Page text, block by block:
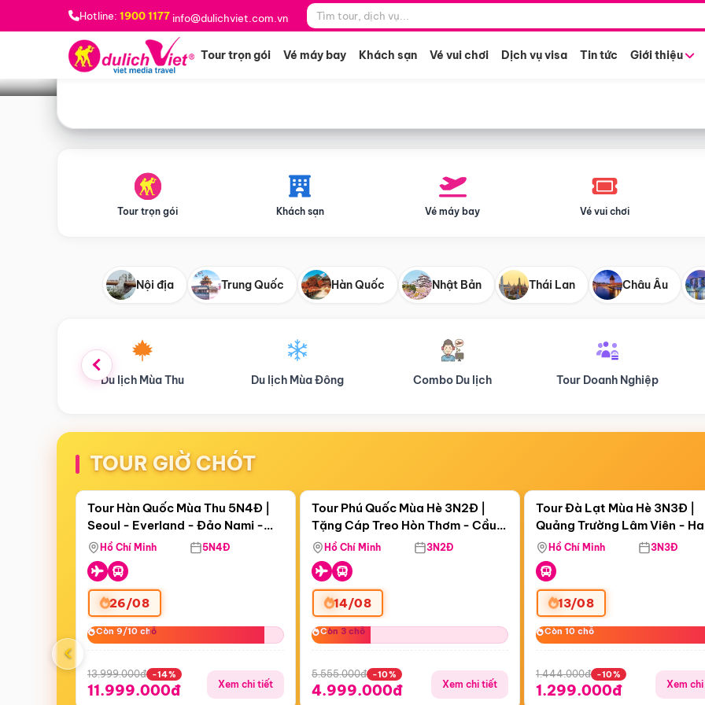
Hotline: 1900 1177 info@dulichviet.com.vn
Tour trọn gói Vé máy bay Khách sạn Vé vui chơi Dịch vụ visa Tin tức Giới thiệu
Bạn muốn đi đâu? *
Tour trọn gói Khách sạn Vé máy bay Vé vui chơi
Nội địa Trung Quốc Hàn Quốc Nhật Bản Thái Lan Châu Âu
Du lịch Mùa Đông Combo Du lịch Tour Doanh Nghiệp Du lịch Hành Hương
TOUR GIỜ CHÓT
Còn17 ngày 18:08:53
Bay Sun Phuquoc Airways
Điểm nổi bật
Tour Hàn Quốc Mùa Thu 5N4Đ |
Seoul - Everland - Đảo Nami -
Tháp Namsan (Bay Sun Phuquoc
Airways)
Hồ Chí Minh 5N4Đ
26/08
Còn 9/10 chỗ
Còn 9/10 chỗ
13.999.000đ -14%
11.999.000đ Xem chi tiết
Còn05 ngày 18:08:53
Tặng Cáp Treo Hòn Thơm
Tour Phú Quốc Mùa Hè 3N2Đ |
Tặng Cáp Treo Hòn Thơm - Cầu
Hôn - Công Viên Nước Aquatopia
Hồ Chí Minh 3N2Đ
14/08
Còn 3 chỗ
Còn 3 chỗ
5.555.000đ -10%
4.999.000đ Xem chi tiết
Còn04 ngày 18:08:53
Tour Đà Lạt Mùa Hè 3N3Đ |
Quảng Trường Lâm Viên -
Hill - Puppy Farm
Hồ Chí Minh 3N3Đ
13/08
Còn 10 chỗ
Còn 10 chỗ
1.444.000đ -10%
1.299.000đ Xem
‹